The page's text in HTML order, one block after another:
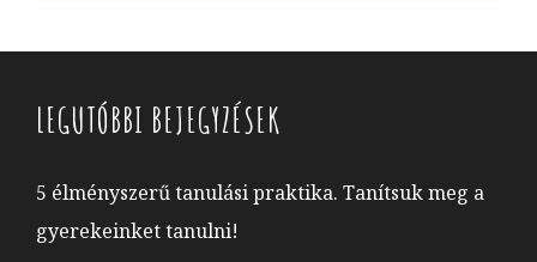
LEGUTÓBBI BEJEGYZÉSEK
5 élményszerű tanulási praktika. Tanítsuk meg a
gyerekeinket tanulni!